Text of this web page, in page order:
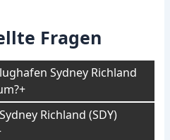
Fragen
Sydney Richland
Richland (SDY)